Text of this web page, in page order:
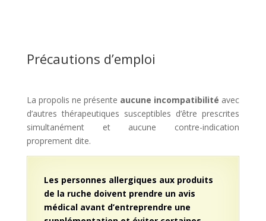
Précautions d’emploi
La propolis ne présente aucune incompatibilité avec
d’autres thérapeutiques susceptibles d’être prescrites
simultanément et aucune contre-indication
proprement dite.
Les personnes allergiques aux produits
de la ruche doivent prendre un avis
médical avant d’entreprendre une